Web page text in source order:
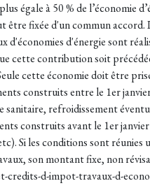
égale à 50 % de l’économie
fixée d'un commun accord.
d'énergie sont
cette contribution soit
cette économie doit être
construits entre le 1er
refroidissement
construits avant le 1er
Si les conditions sont réunies
son montant fixe, non
d-impot-travaux-d-